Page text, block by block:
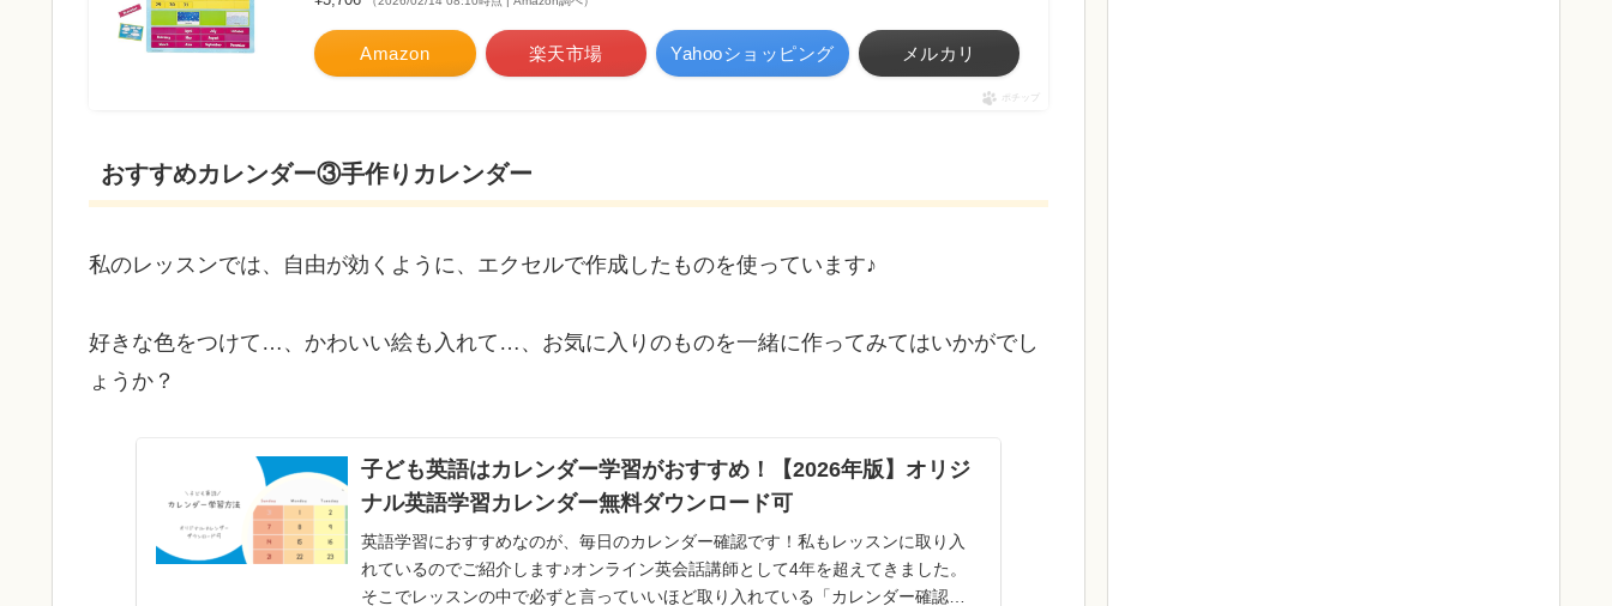
Amazon 楽天市場 Yahooショッピング メルカリ
ポチップ
おすすめカレンダー③手作りカレンダー
私のレッスンでは、自由が効くように、エクセルで作成したものを使っています♪
好きな色をつけて…、かわいい絵も入れて…、お気に入りのものを一緒に作ってみてはいかがでし
ょうか？
子ども英語はカレンダー学習がおすすめ！【2026年版】オリジ
ナル英語学習カレンダー無料ダウンロード可
英語学習におすすめなのが、毎日のカレンダー確認です！私もレッスンに取り入
れているのでご紹介します♪オンライン英会話講師として4年を超えてきました。
そこでレッスンの中で必ずと言っていいほど取り入れている「カレンダー確認」